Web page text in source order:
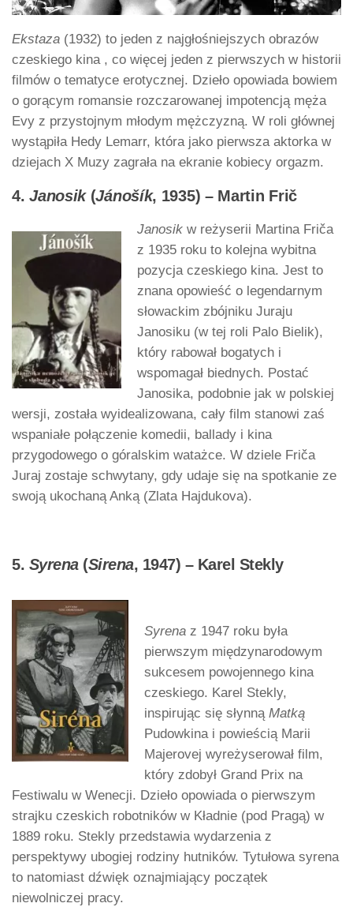
Ekstaza (1932) to jeden z najgłośniejszych obrazów
czeskiego kina , co więcej jeden z pierwszych w historii
filmów o tematyce erotycznej. Dzieło opowiada bowiem
o gorącym romansie rozczarowanej impotencją męża
Evy z przystojnym młodym mężczyzną. W roli głównej
wystąpiła Hedy Lemarr, która jako pierwsza aktorka w
dziejach X Muzy zagrała na ekranie kobiecy orgazm.
4.Janosik(Jánošík, 1935) – Martin Frič
Janosik w reżyserii Martina Friča
z 1935 roku to kolejna wybitna
pozycja czeskiego kina. Jest to
znana opowieść o legendarnym
słowackim zbójniku Juraju
Janosiku (w tej roli Palo Bielik),
który rabował bogatych i
wspomagał biednych. Postać
Janosika, podobnie jak w polskiej
wersji, została wyidealizowana, cały film stanowi zaś
wspaniałe połączenie komedii, ballady i kina
przygodowego o góralskim watażce. W dziele Friča
Juraj zostaje schwytany, gdy udaje się na spotkanie ze
swoją ukochaną Anką (Zlata Hajdukova).
5. Syrena(Sirena, 1947) – Karel Stekly
Syrena z 1947 roku była
pierwszym międzynarodowym
sukcesem powojennego kina
czeskiego. Karel Stekly,
inspirując się słynną Matką
Pudowkina i powieścią Marii
Majerovej wyreżyserował film,
który zdobył Grand Prix na
Festiwalu w Wenecji. Dzieło opowiada o pierwszym
strajku czeskich robotników w Kładnie (pod Pragą) w
1889 roku. Stekly przedstawia wydarzenia z
perspektywy ubogiej rodziny hutników. Tytułowa syrena
to natomiast dźwięk oznajmiający początek
niewolniczej pracy.